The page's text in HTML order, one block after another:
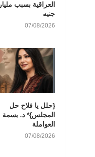
العراقية بسبب مليار
جنيه
07/08/2026
{حلل يا فلاح حل
المجلس}* د. بسمة
العواملة
07/08/2026